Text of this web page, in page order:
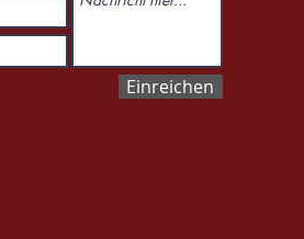
Einreichen